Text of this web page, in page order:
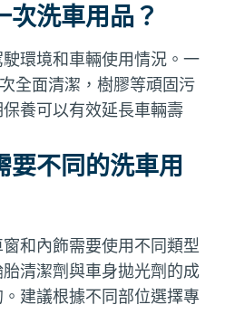
次洗車用品？
環境和車輛使用情況。一
全面清潔，樹膠等頑固污
養可以有效延長車輛壽
要不同的洗車用
和內飾需要使用不同類型
清潔劑與車身拋光劑的成
建議根據不同部位選擇專